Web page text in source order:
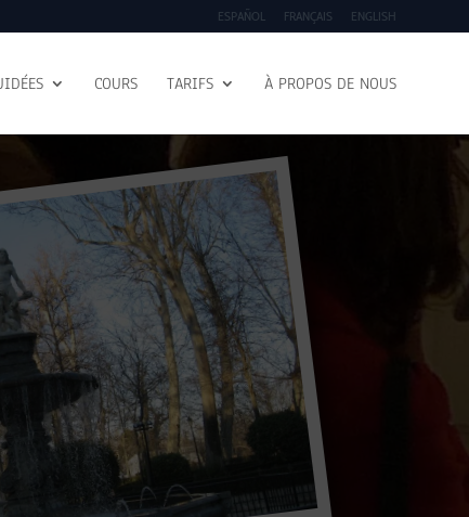
ESPAÑOL FRANÇAIS ENGLISH
COURS TARIFS À PROPOS DE NOUS